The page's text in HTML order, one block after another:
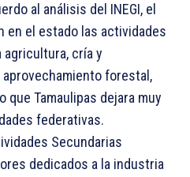
al análisis del INEGI, el
en el estado las actividades
agricultura, cría y
forestal,
que Tamaulipas dejara muy
federativas.
Secundarias
dedicados a la industria